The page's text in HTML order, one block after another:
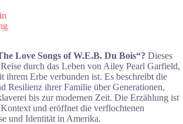
Love Songs of W.E.B. Du Bois“? Dieses
durch das Leben von Ailey Pearl Garfield,
ihrem Erbe verbunden ist. Es beschreibt die
Resilienz ihrer Familie über Generationen,
bis zur modernen Zeit. Die Erzählung ist
und eröffnet die verflochtenen
und Identität in Amerika.